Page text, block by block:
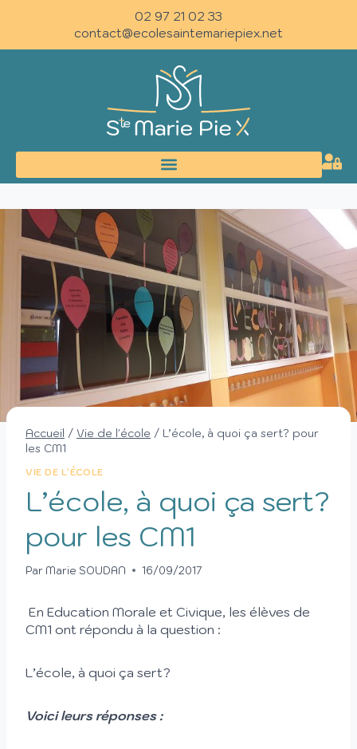
02 97 21 02 33
contact@ecolesaintemariepiex.net
Accueil / Vie de l'école / L’école, à quoi ça sert? pour
les CM1
VIE DE L'ÉCOLE
L’école, à quoi ça sert?
pour les CM1
Par Marie SOUDAN 16/09/2017
En Education Morale et Civique, les élèves de
CM1 ont répondu à la question :
L’école, à quoi ça sert?
Voici leurs réponses :